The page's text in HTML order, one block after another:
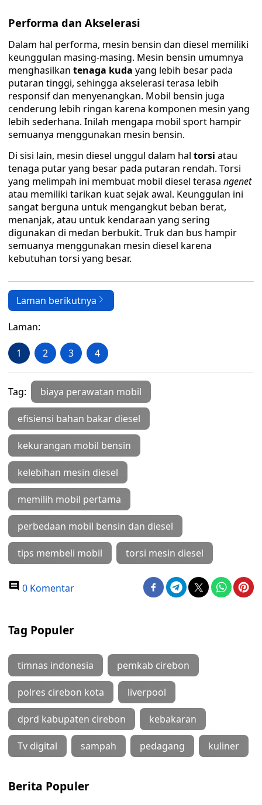
Performa dan Akselerasi
Dalam hal performa, mesin bensin dan diesel memiliki
keunggulan masing-masing. Mesin bensin umumnya
menghasilkan tenaga kuda yang lebih besar pada
putaran tinggi, sehingga akselerasi terasa lebih
responsif dan menyenangkan. Mobil bensin juga
cenderung lebih ringan karena komponen mesin yang
lebih sederhana. Inilah mengapa mobil sport hampir
semuanya menggunakan mesin bensin.
Di sisi lain, mesin diesel unggul dalam hal torsi atau
tenaga putar yang besar pada putaran rendah. Torsi
yang melimpah ini membuat mobil diesel terasa ngenet
atau memiliki tarikan kuat sejak awal. Keunggulan ini
sangat berguna untuk mengangkut beban berat,
menanjak, atau untuk kendaraan yang sering
digunakan di medan berbukit. Truk dan bus hampir
semuanya menggunakan mesin diesel karena
kebutuhan torsi yang besar.
Laman berikutnya
Laman:
1 2 3 4
Tag: biaya perawatan mobil
efisiensi bahan bakar diesel
kekurangan mobil bensin
kelebihan mesin diesel
memilih mobil pertama
perbedaan mobil bensin dan diesel
tips membeli mobil torsi mesin diesel
0 Komentar
Tag Populer
timnas indonesia pemkab cirebon
polres cirebon kota liverpool
dprd kabupaten cirebon kebakaran
Tv digital sampah pedagang kuliner
Berita Populer